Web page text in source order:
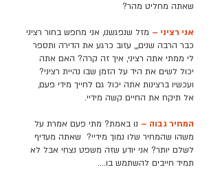
שאתה מחליט מהר?
אני רציני – מזל שנפגשנו, אני מחפש בחור רציני
כבר הרבה שנים,,, עזוב כרגע את הדירה ותספר
לי ממתי אתה רציני, איך זה קרה? האם אתה
יכול לשים את היד על הזמן שבו נהיית רציני?
ועכשיו ברצינות אתה יכול גם לחייך מידי פעם,
אל תיקח את החיים קשה מידיי.
המחיר גבוה – נו באמת? מתי פעם אמרת על
משהו שהמחיר שלו נמוך מידיי? שאתה מעדיף
לשלם יותר? אני יודע שזה משפט נצחי אבל לא
תמיד חייבים להשתמש בו….